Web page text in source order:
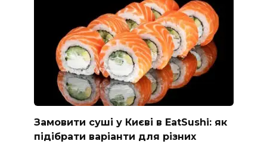
Замовити суші у Києві в EatSushi: як
підібрати варіанти для різних